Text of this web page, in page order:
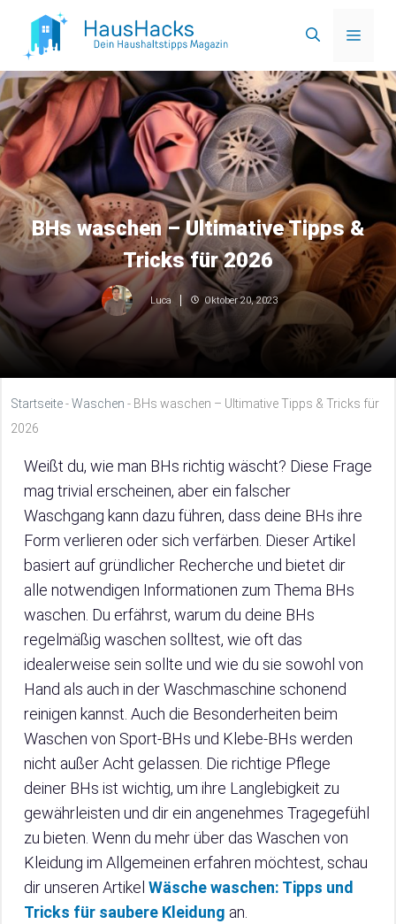
springen
Menü
BHs waschen – Ultimative Tipps &
Tricks für 2026
Luca Oktober 20, 2023
Startseite-Waschen - BHs waschen – Ultimative Tipps & Tricks für
2026
Weißt du, wie man BHs richtig wäscht? Diese Frage
mag trivial erscheinen, aber ein falscher
Waschgang kann dazu führen, dass deine BHs ihre
Form verlieren oder sich verfärben. Dieser Artikel
basiert auf gründlicher Recherche und bietet dir
alle notwendigen Informationen zum Thema BHs
waschen. Du erfährst, warum du deine BHs
regelmäßig waschen solltest, wie oft das
idealerweise sein sollte und wie du sie sowohl von
Hand als auch in der Waschmaschine schonend
reinigen kannst. Auch die Besonderheiten beim
Waschen von Sport-BHs und Klebe-BHs werden
nicht außer Acht gelassen. Die richtige Pflege
deiner BHs ist wichtig, um ihre Langlebigkeit zu
gewährleisten und dir ein angenehmes Tragegefühl
zu bieten. Wenn du mehr über das Waschen von
Kleidung im Allgemeinen erfahren möchtest, schau
dir unseren Artikel Wäsche waschen: Tipps und
Tricks für saubere Kleidung an.